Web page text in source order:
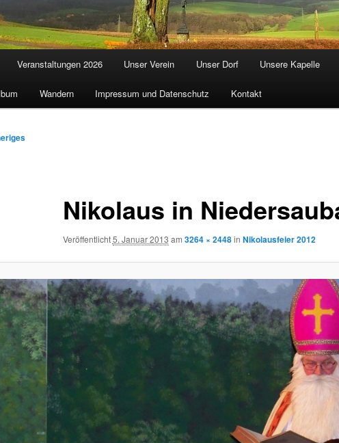
Veranstaltungen 2026 Unser Verein Unser Dorf Unsere Kapelle
Wandern Impressum und Datenschutz Kontakt
Nikolaus in
Veröffentlicht5. Januar 2013 am 3264 × 2448in Nikolausfeier 2012